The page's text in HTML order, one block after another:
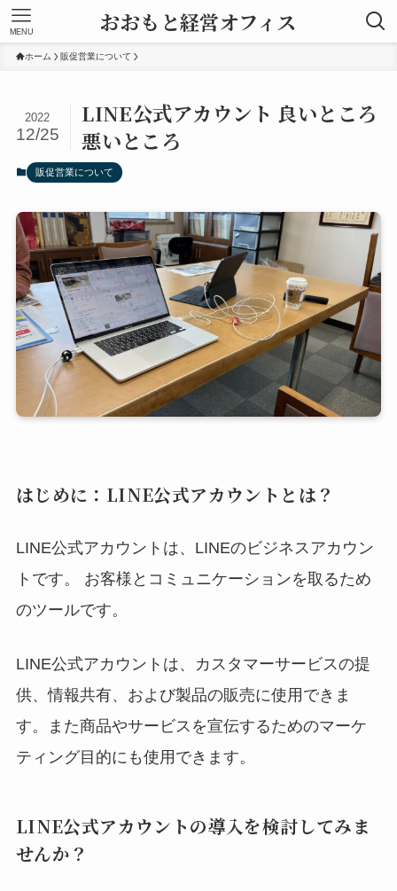
おおもと経営オフィス
MENU
ホーム 販促営業について
LINE公式アカウント 良いところ
悪いところ
2022
12/25
販促営業について
はじめに：LINE公式アカウントとは？
LINE公式アカウントは、LINEのビジネスアカウン
トです。 お客様とコミュニケーションを取るため
のツールです。
LINE公式アカウントは、カスタマーサービスの提
供、情報共有、および製品の販売に使用できま
す。また商品やサービスを宣伝するためのマーケ
ティング目的にも使用できます。
LINE公式アカウントの導入を検討してみま
せんか？